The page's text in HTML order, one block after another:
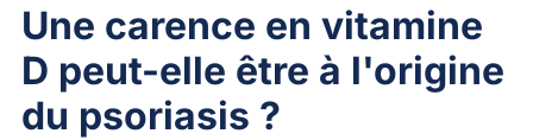
Une carence en vitamine
D peut-elle être à l'origine
du psoriasis ?